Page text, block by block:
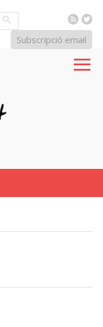
RSS
Subscripció email